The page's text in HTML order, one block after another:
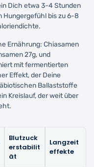
Dich etwa 3-4 Stunden
Hungergefühl bis zu 6-8
Ernährung: Chiasamen
27g, und
mit fermentierten
Effekt, der Deine
Ballaststoffe
Kreislauf, der weit über
Blutzuck
erstabilit
ät
Langzeit
effekte